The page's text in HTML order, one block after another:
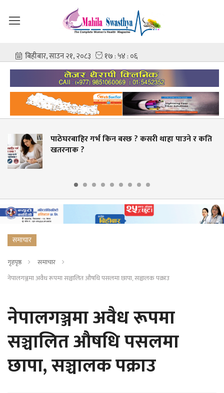
गर्भ किन बस्छ ? कसरी थाहा पाउने र कति
स्वास्थ्य
समाचार
गृहपृष्ठ
समाचार
नेपालगञ्जमा अवैध रूपमा सञ्चालित औषधि पसलमा छापा, सञ्चालक पक्राउ
नेपालगञ्जमा अवैध रूपमा
सञ्चालित औषधि पसलमा
छापा, सञ्चालक पक्राउ